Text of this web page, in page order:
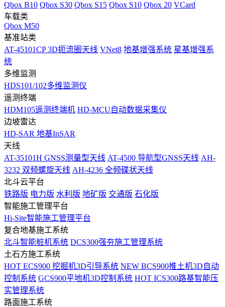
Qbox B10 Qbox S30 Qbox S15 Qbox S10 Qbox 20 VCard
车载类
Qbox M50
基准站类
AT-45101CP 3D扼流圈天线 VNet8 地基增强系统 星基增强系
统
多维监测
HDS101/102多维监测仪
遥测终端
HDM105遥测终端机 HD-MCU自动数据采集仪
边坡雷达
HD-SAR 地基InSAR
天线
AT-35101H GNSS测量型天线 AT-4500 导航型GNSS天线 AH-
3232 双频螺旋天线 AH-4236 全频碟状天线
北斗云平台
铁路版 电力版 水利版 地矿版 交通版 石化版
智能施工管理平台
Hi-Site智能施工管理平台
复合地基施工系统
北斗智能桩机系统 DCS300强夯施工管理系统
土石方施工系统
HOT ECS900 挖掘机3D引导系统 NEW BCS900推土机3D自动
控制系统 GCS900平地机3D控制系统 HOT ICS300路基智能压
实管理系统
路面施工系统